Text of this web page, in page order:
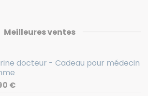
Meilleures ventes
docteur - Cadeau pour médecin
€